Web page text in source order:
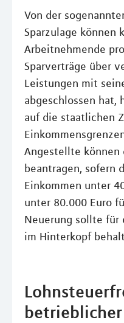
Von der
Sparzulage können
Arbeitnehmende
Sparverträge über
Leistungen mit
abgeschlossen hat,
auf die staatlichen
Angestellte können
beantragen, sofern
Einkommen unter
unter 80.000 Euro
Neuerung sollte für
im Hinterkopf